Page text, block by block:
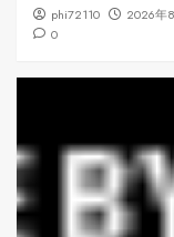
phi72110
2026年
0